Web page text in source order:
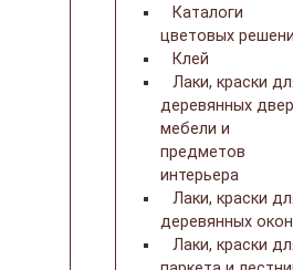
Каталоги
цветовых
Клей
Лаки, краски
деревянных
мебели и
предметов
интерьера
Лаки, краски
деревянных окон
Лаки, краски